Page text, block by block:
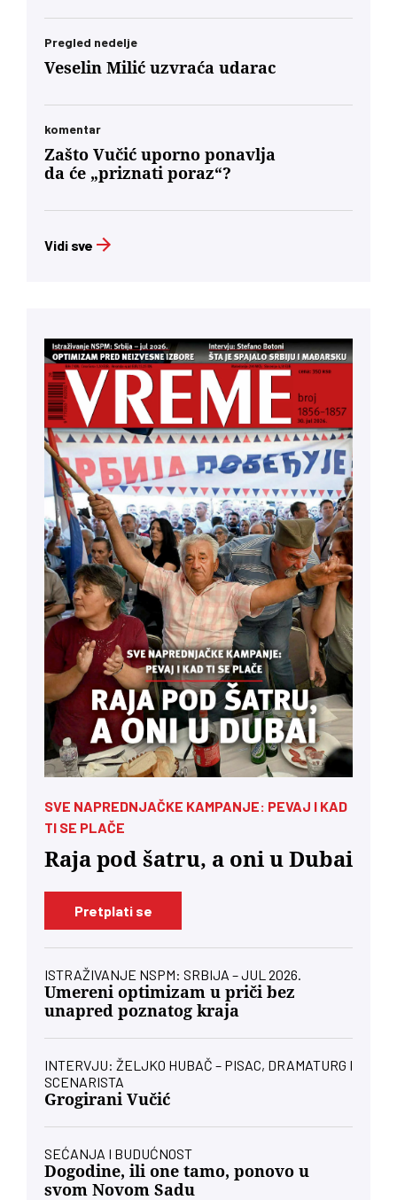
Pregled nedelje
Veselin Milić uzvraća udarac
komentar
Zašto Vučić uporno ponavlja
da će „priznati poraz“?
Vidi sve
SVE NAPREDNJAČKE KAMPANJE: PEVAJ I KAD
TI SE PLAČE
Raja pod šatru, a oni u Dubai
Pretplati se
ISTRAŽIVANJE NSPM: SRBIJA – JUL 2026.
Umereni optimizam u priči bez
unapred poznatog kraja
INTERVJU: ŽELJKO HUBAČ – PISAC, DRAMATURG I
SCENARISTA
Grogirani Vučić
SEĆANJA I BUDUĆNOST
Dogodine, ili one tamo, ponovo u
svom Novom Sadu